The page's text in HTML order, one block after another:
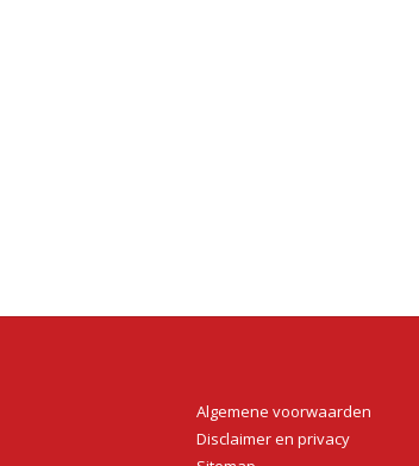
Algemene voorwaarden
Disclaimer en privacy